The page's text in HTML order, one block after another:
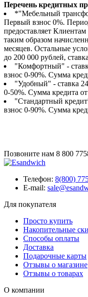
Перечень кредитных
*"Мебельный
Первый взнос 0%.
предоставляет
таким образом
месяцев. Остальные
до 200 000 рублей,
"Комфортный" -
взнос 0-90%. Сумма
"Удобный" - ставка
0-50%. Сумма кредита
"Стандартный
взнос 0-90%. Сумма
Позвоните нам 8 800
Телефон: 8(800)
E-mail:
Для покупателя
Просто купить
Накопительные
Способы оплаты
Доставка
Подарочные карты
Отзывы о магазине
Отзывы о товарах
О компании